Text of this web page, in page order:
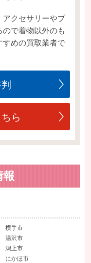
クセサリーやブ
で着物以外のも
めの買取業者で
ら
報
横手市
湯沢市
潟上市
にかほ市